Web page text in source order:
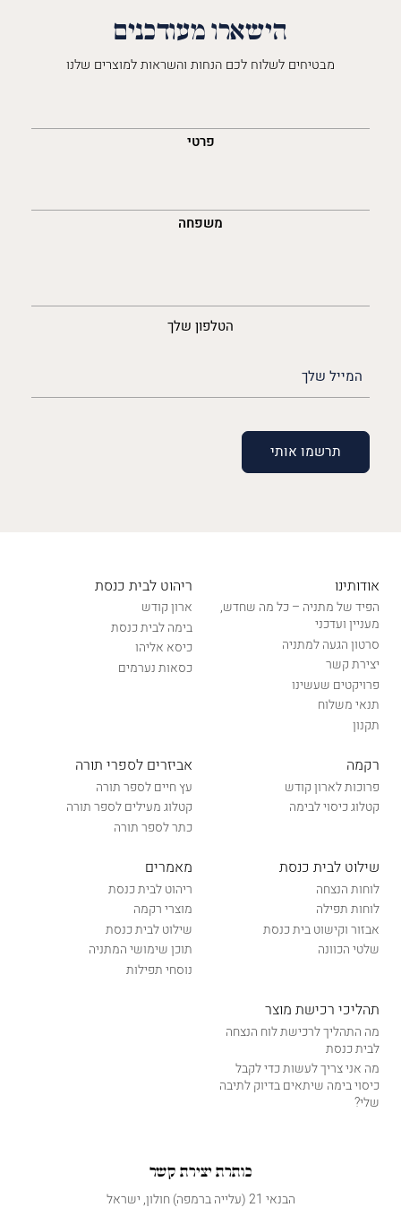
הישארו מעודכנים
מבטיחים לשלוח לכם הנחות והשראות למוצרים שלנו
פרטי
משפחה
הטלפון שלך
(חובה)
אודותינו
הפיד של מתניה – כל מה שחדש,
מעניין ועדכני
סרטון הגעה למתניה
יצירת קשר
פרויקטים שעשינו
תנאי משלוח
תקנון
ריהוט לבית כנסת
ארון קודש
בימה לבית כנסת
כיסא אליהו
כסאות נערמים
רקמה
פרוכות לארון קודש
קטלוג כיסוי לבימה
אביזרים לספרי תורה
עץ חיים לספר תורה
קטלוג מעילים לספר תורה
כתר לספר תורה
שילוט לבית כנסת
לוחות הנצחה
לוחות תפילה
אבזור וקישוט בית כנסת
שלטי הכוונה
מאמרים
ריהוט לבית כנסת
מוצרי רקמה
שילוט לבית כנסת
תוכן שימושי המתניה
נוסחי תפילות
תהליכי רכישת מוצר
מה התהליך לרכישת לוח הנצחה
לבית כנסת
מה אני צריך לעשות כדי לקבל
כיסוי בימה שיתאים בדיוק לתיבה
שלי?
כותרת יצירת קשר
הבנאי 21 (עלייה ברמפה) חולון, ישראל